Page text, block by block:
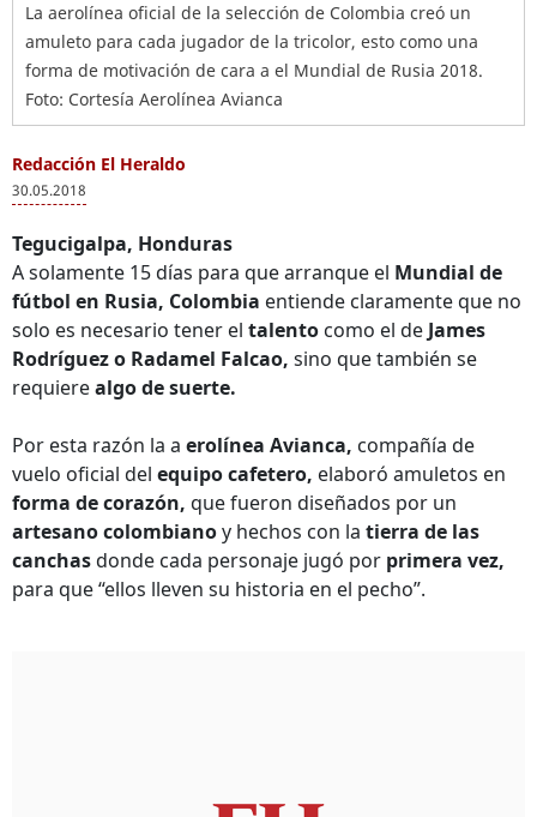
La aerolínea oficial de la selección de Colombia creó un
amuleto para cada jugador de la tricolor, esto como una
forma de motivación de cara a el Mundial de Rusia 2018.
Foto: Cortesía Aerolínea Avianca
Redacción El Heraldo
30.05.2018
Tegucigalpa, Honduras
A solamente 15 días para que arranque el Mundial de
fútbol en Rusia, Colombia entiende claramente que no
solo es necesario tener el talento como el de James
Rodríguez o Radamel Falcao, sino que también se
requierealgo de suerte.
Por esta razón la a erolínea Avianca, compañía de
vuelo oficial del equipo cafetero, elaboró amuletos en
forma de corazón, que fueron diseñados por un
artesano colombianoy hechos con la tierra de las
canchasdonde cada personaje jugó por primera vez,
para que “ellos lleven su historia en el pecho”.